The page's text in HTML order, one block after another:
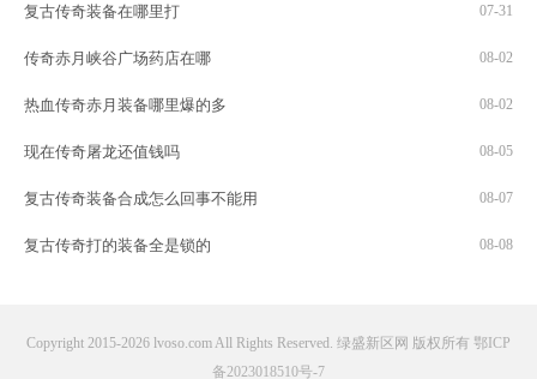
复古传奇装备在哪里打 07-31
传奇赤月峡谷广场药店在哪 08-02
热血传奇赤月装备哪里爆的多 08-02
现在传奇屠龙还值钱吗 08-05
复古传奇装备合成怎么回事不能用 08-07
复古传奇打的装备全是锁的 08-08
Copyright 2015-2026 lvoso.com All Rights Reserved. 绿盛新区网 版权所有 鄂ICP
备2023018510号-7